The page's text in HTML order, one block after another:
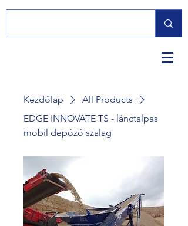
Kezdőlap
All Products
EDGE INNOVATE TS - lánctalpas
mobil depózó szalag